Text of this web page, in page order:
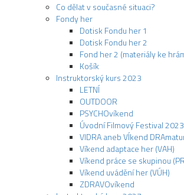
Co dělat v současné situaci?
Fondy her
Dotisk Fondu her 1
Dotisk Fondu her 2
Fond her 2 (materiály ke
Košík
Instruktorský kurs 2023
LETNÍ
OUTDOOR
PSYCHOvíkend
Úvodní Filmový Festival 2023
VIDRA aneb VÍkend
Víkend adaptace her (VAH)
Víkend práce se skupinou
Víkend uvádění her (VÚH)
ZDRAVOvíkend